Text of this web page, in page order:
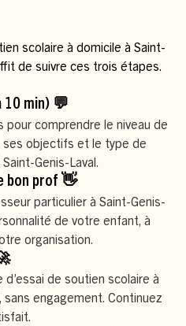
scolaire à domicile à Saint-
de suivre ces trois étapes.
10 min) 💬
pour comprendre le niveau de
objectifs et le type de
Genis-Laval.
bon prof 👋
particulier à Saint-Genis-
de votre enfant, à
organisation.
de soutien scolaire à
sans engagement. Continuez